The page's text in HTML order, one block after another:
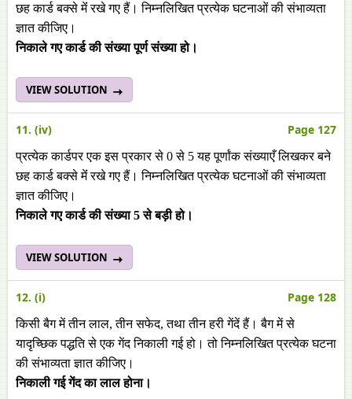
छह कार्ड बक्से मेंं रखे गए हैं। निम्नलिखित प्रत्येक घटनाओं की संभाव्यता
ज्ञात कीजिए।
निकाले गए कार्ड की संख्या पूर्ण संख्या हो।
VIEW SOLUTION
11. (iv) Page 127
प्रत्येक कार्डपर एक इस प्रकार से 0 से 5 यह पूर्णांक संख्याएँ लिखकर बने
छह कार्ड बक्से मेंं रखे गए हैं। निम्नलिखित प्रत्येक घटनाओं की संभाव्यता
ज्ञात कीजिए।
निकाले गए कार्ड की संख्या 5 से बड़ी हो।
VIEW SOLUTION
12. (i) Page 128
किसी बैग में तीन लाल, तीन सफेद, तथा तीन हरी गेंदें हैं। बैग में से
यादृच्छिक पद्धति से एक गेंद निकाली गई हो। तो निम्नलिखित प्रत्येक घटना
की संभाव्यता ज्ञात कीजिए।
निकाली गई गेंद का लाल होना।